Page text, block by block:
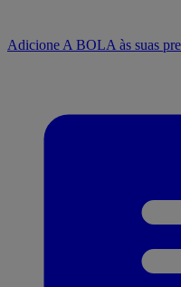
Adicione A BOLA às suas